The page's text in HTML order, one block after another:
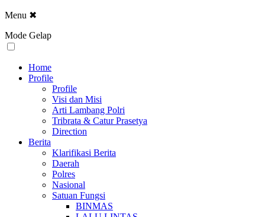
Menu ✖
Mode Gelap
Home
Profile
Profile
Visi dan Misi
Arti Lambang Polri
Tribrata & Catur Prasetya
Direction
Berita
Klarifikasi Berita
Daerah
Polres
Nasional
Satuan Fungsi
BINMAS